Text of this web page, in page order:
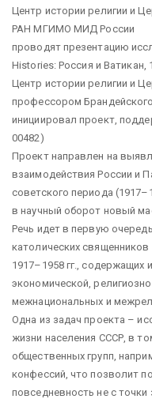
Центр истории религии и
РАН МГИМО МИД России
проводят презентацию
Histories: Россия и Ватикан,
Центр истории религии и
профессором
инициировал проект,
00482)
Проект направлен на
взаимодействия России и
советского периода
в научный оборот новый
Речь идет в первую
католических
1917–1958 гг.,
экономической,
межнациональных и
Одна из задач проекта –
жизни населения СССР, в
общественных групп,
конфессий, что позволит
повседневность не с точки